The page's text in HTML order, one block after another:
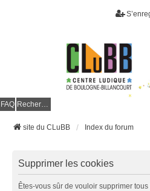
FAQ Rechercher
site du CLuBB Index du forum
Supprimer les cookies
Êtes-vous sûr de vouloir supprimer